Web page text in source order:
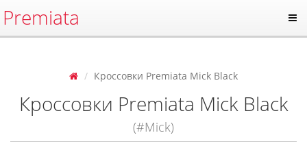
Premiata
Кроссовки Premiata Mick Black
Кроссовки Premiata Mick Black
(#Mick)